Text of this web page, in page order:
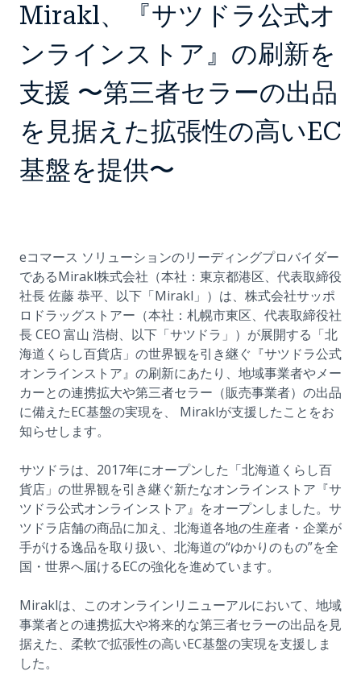
Mirakl、『サツドラ公式オ
ンラインストア』の刷新を
支援 〜第三者セラーの出品
を見据えた拡張性の高いEC
基盤を提供〜
eコマース ソリューションのリーディングプロバイダー
であるMirakl株式会社（本社：東京都港区、代表取締役
社長 佐藤 恭平、以下「Mirakl」）は、株式会社サッポ
ロドラッグストアー（本社：札幌市東区、代表取締役社
長 CEO 富山 浩樹、以下「サツドラ」）が展開する「北
海道くらし百貨店」の世界観を引き継ぐ『サツドラ公式
オンラインストア』の刷新にあたり、地域事業者やメー
カーとの連携拡大や第三者セラー（販売事業者）の出品
に備えたEC基盤の実現を、 Miraklが支援したことをお
知らせします。
サツドラは、2017年にオープンした「北海道くらし百
貨店」の世界観を引き継ぐ新たなオンラインストア『サ
ツドラ公式オンラインストア』をオープンしました。サ
ツドラ店舗の商品に加え、北海道各地の生産者・企業が
手がける逸品を取り扱い、北海道の“ゆかりのもの”を全
国・世界へ届けるECの強化を進めています。
Miraklは、このオンラインリニューアルにおいて、地域
事業者との連携拡大や将来的な第三者セラーの出品を見
据えた、柔軟で拡張性の高いEC基盤の実現を支援しま
した。